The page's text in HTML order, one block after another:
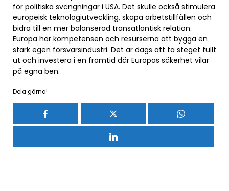
för politiska svängningar i USA. Det skulle också stimulera
europeisk teknologiutveckling, skapa arbetstillfällen och
bidra till en mer balanserad transatlantisk relation.
Europa har kompetensen och resurserna att bygga en
stark egen försvarsindustri. Det är dags att ta steget fullt
ut och investera i en framtid där Europas säkerhet vilar
på egna ben.
Dela gärna!